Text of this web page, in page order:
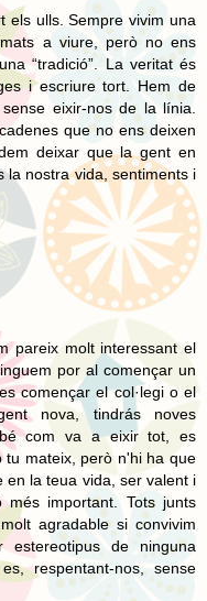
els ulls. Sempre vivim una
a viure, però no ens
“tradició”. La veritat és
i escriure tort. Hem de
eixir-nos de la línia.
que no ens deixen
deixar que la gent en
la nostra vida, sentiments i
pareix molt interessant el
por al començar un
començar el col·legi o el
nova, tindrás noves
com va a eixir tot, es
tu mateix, però n'hi ha que
en la teua vida, ser valent i
important. Tots junts
agradable si convivim
estereotipus de ninguna
respentant-nos, sense